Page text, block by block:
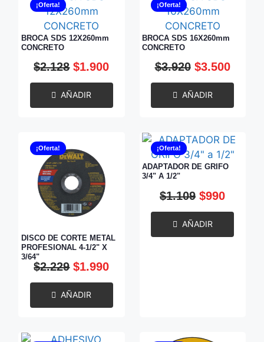
BROCA SDS 12X260mm
CONCRETO
¡Oferta!
$2.128 $1.900
AÑADIR
BROCA SDS 16X260mm
CONCRETO
¡Oferta!
$3.920 $3.500
AÑADIR
DISCO DE CORTE METAL
PROFESIONAL 4-1/2" X
3/64"
¡Oferta!
$2.229 $1.990
AÑADIR
ADAPTADOR DE GRIFO
3/4" A 1/2"
¡Oferta!
$1.109 $990
AÑADIR